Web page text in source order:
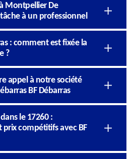
Montpellier De
à un professionnel
: comment est fixée la
?
appel à notre société
BF Débarras
le 17260 :
compétitifs avec BF